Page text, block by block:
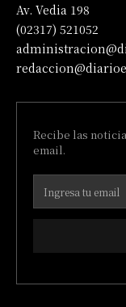
Av. Vedia 198
(02317) 521052
Recibe las
email.